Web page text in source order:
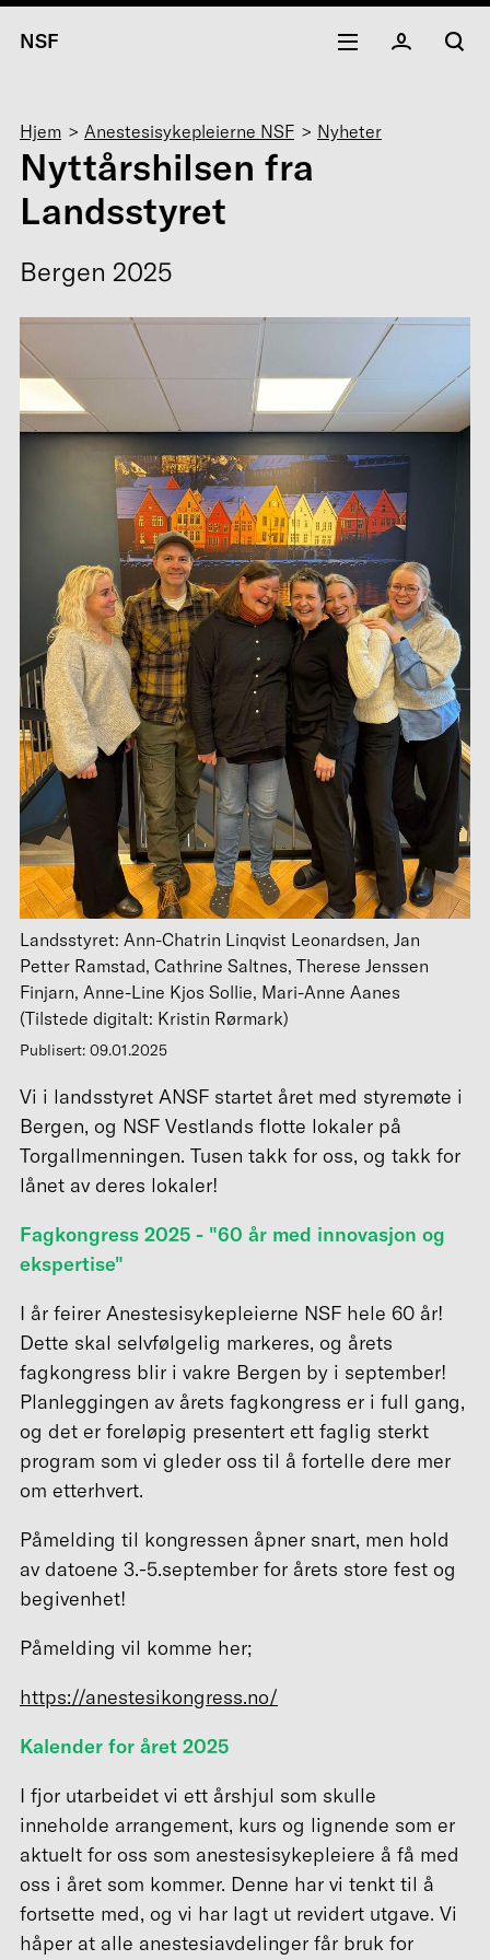
NSF
Navigasjonssti
Hjem Anestesisykepleierne NSF Nyheter
Nyttårshilsen fra
Landsstyret
Bergen 2025
Landsstyret: Ann-Chatrin Linqvist Leonardsen, Jan
Petter Ramstad, Cathrine Saltnes, Therese Jenssen
Finjarn, Anne-Line Kjos Sollie, Mari-Anne Aanes
(Tilstede digitalt: Kristin Rørmark)
Publisert: 09.01.2025
Vi i landsstyret ANSF startet året med styremøte i
Bergen, og NSF Vestlands flotte lokaler på
Torgallmenningen. Tusen takk for oss, og takk for
lånet av deres lokaler!
Fagkongress 2025 - "60 år med innovasjon og
ekspertise"
I år feirer Anestesisykepleierne NSF hele 60 år!
Dette skal selvfølgelig markeres, og årets
fagkongress blir i vakre Bergen by i september!
Planleggingen av årets fagkongress er i full gang,
og det er foreløpig presentert ett faglig sterkt
program som vi gleder oss til å fortelle dere mer
om etterhvert.
Påmelding til kongressen åpner snart, men hold
av datoene 3.-5.september for årets store fest og
begivenhet!
Påmelding vil komme her;
https://anestesikongress.no/
Kalender for året 2025
I fjor utarbeidet vi ett årshjul som skulle
inneholde arrangement, kurs og lignende som er
aktuelt for oss som anestesisykepleiere å få med
oss i året som kommer. Denne har vi tenkt til å
fortsette med, og vi har lagt ut revidert utgave. Vi
håper at alle anestesiavdelinger får bruk for